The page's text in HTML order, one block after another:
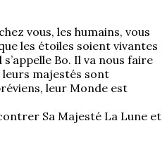
vous, les humains, vous
les étoiles soient vivantes
s’appelle Bo. Il va nous faire
majestés sont
leur Monde est
Sa Majesté La Lune et